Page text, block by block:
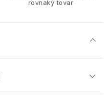
rovnaký tovar